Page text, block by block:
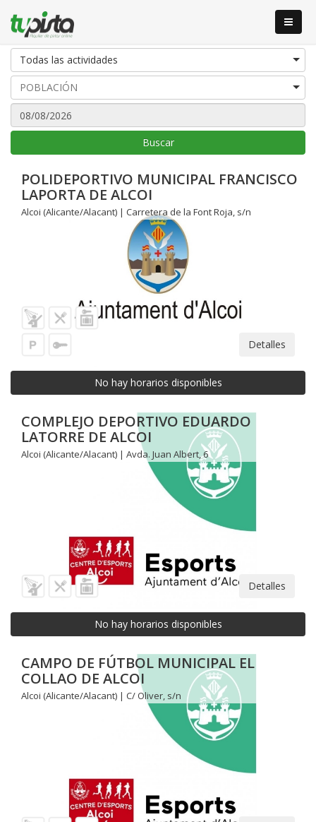
Todas las actividades
Buscar
POLIDEPORTIVO MUNICIPAL FRANCISCO
LAPORTA DE ALCOI
Alcoi (Alicante/Alacant) | Carretera de la Font Roja, s/n
Detalles
No hay horarios disponibles
COMPLEJO DEPORTIVO EDUARDO
LATORRE DE ALCOI
Alcoi (Alicante/Alacant) | Avda. Juan Albert, 6
Detalles
No hay horarios disponibles
CAMPO DE FÚTBOL MUNICIPAL EL
COLLAO DE ALCOI
Alcoi (Alicante/Alacant) | C/ Oliver, s/n